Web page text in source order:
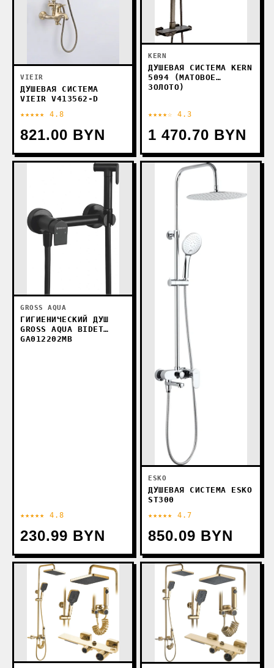
VIEIR
ДУШЕВАЯ СИСТЕМА
VIEIR V413562-D
★★★★★ 4.8
821.00 BYN
KERN
ДУШЕВАЯ СИСТЕМА KERN
5094 (МАТОВОЕ
ЗОЛОТО)
★★★★☆ 4.3
1 470.70 BYN
GROSS AQUA
ГИГИЕНИЧЕСКИЙ ДУШ
GROSS AQUA BIDET
GA012202MB
★★★★★ 4.8
230.99 BYN
ESKO
ДУШЕВАЯ СИСТЕМА ESKO
ST300
★★★★★ 4.7
850.09 BYN